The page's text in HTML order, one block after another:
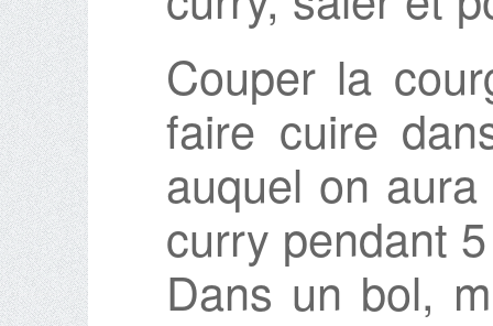
Couper la
faire cuire
auquel on
curry pendant
Dans un bol,